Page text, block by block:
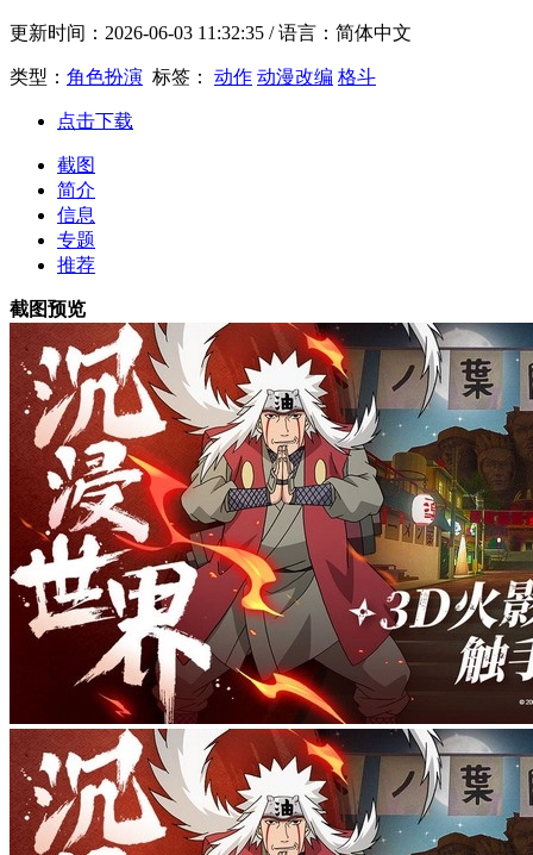
更新时间： 2026-06-03 11:32:35 / 语言：简体中文
类型： 角色扮演 标签： 动作 动漫改编 格斗
点击下载
截图
简介
信息
专题
推荐
截图预览